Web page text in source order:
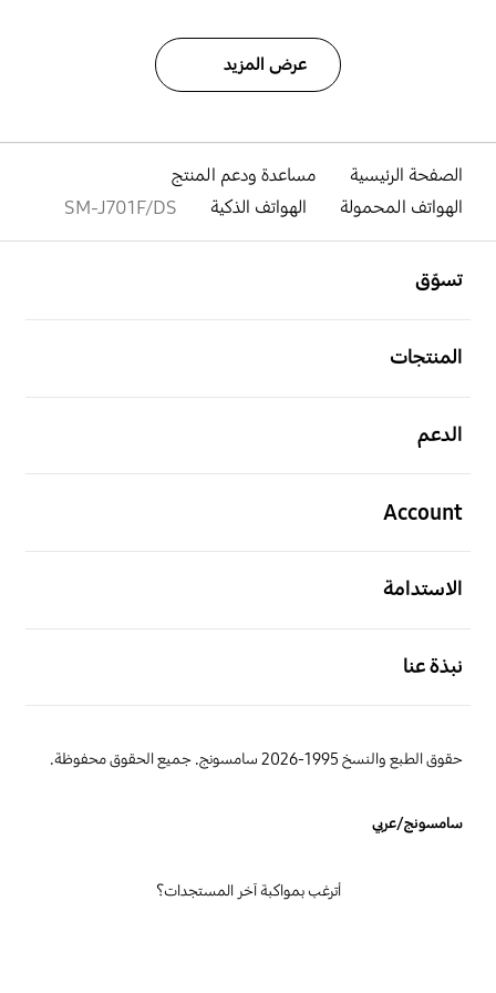
عرض المزيد
الصفحة الرئيسية
مساعدة ودعم المنتج
الهواتف المحمولة
الهواتف الذكية SM-J701F/DS
تسوّق
المنتجات
الدعم
Account
الاستدامة
نبذة عنا
حقوق الطبع والنسخ 1995-2026 سامسونج. جميع الحقوق محفوظة.
سامسونج/عربي
أترغب بمواكبة آخر المستجدات؟